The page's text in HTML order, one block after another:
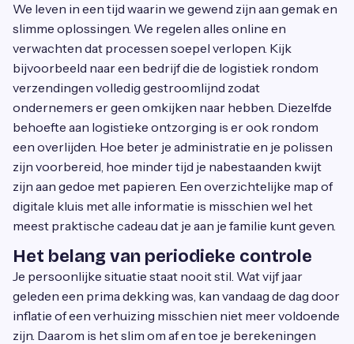
We leven in een tijd waarin we gewend zijn aan gemak en
slimme oplossingen. We regelen alles online en
verwachten dat processen soepel verlopen. Kijk
bijvoorbeeld naar een bedrijf die de logistiek rondom
verzendingen volledig gestroomlijnd zodat
ondernemers er geen omkijken naar hebben. Diezelfde
behoefte aan logistieke ontzorging is er ook rondom
een overlijden. Hoe beter je administratie en je polissen
zijn voorbereid, hoe minder tijd je nabestaanden kwijt
zijn aan gedoe met papieren. Een overzichtelijke map of
digitale kluis met alle informatie is misschien wel het
meest praktische cadeau dat je aan je familie kunt geven.
Het belang van periodieke controle
Je persoonlijke situatie staat nooit stil. Wat vijf jaar
geleden een prima dekking was, kan vandaag de dag door
inflatie of een verhuizing misschien niet meer voldoende
zijn. Daarom is het slim om af en toe je berekeningen